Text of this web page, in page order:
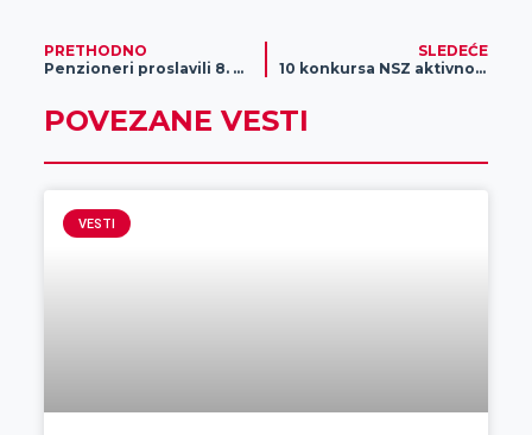
PRETHODNO
Penzioneri proslavili 8. mart
SLEDEĆE
10 konkursa NSZ aktivno, teže zapošljive kategorije ljudi imaju prednost u određenim programima
POVEZANE VESTI
VESTI